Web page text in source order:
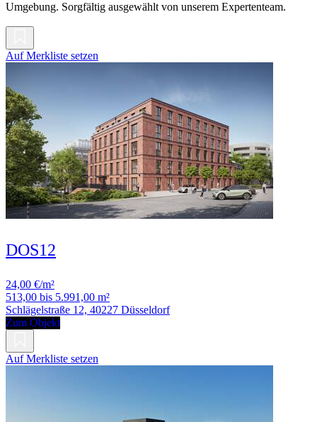
Umgebung. Sorgfältig ausgewählt von unserem Expertenteam.
Auf Merkliste setzen
DOS12
24,00 €/m²
513,00 bis 5.991,00 m²
Schlägelstraße 12, 40227 Düsseldorf
Zum Objekt
Auf Merkliste setzen